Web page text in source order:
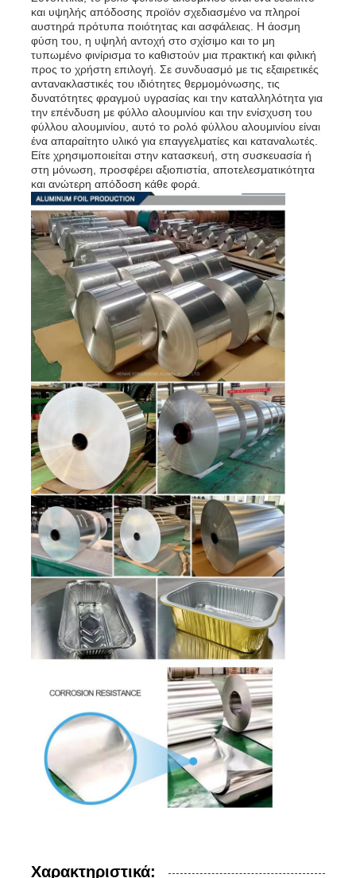
και υψηλής απόδοσης προϊόν σχεδιασμένο να πληροί
αυστηρά πρότυπα ποιότητας και ασφάλειας. Η άοσμη
φύση του, η υψηλή αντοχή στο σχίσιμο και το μη
τυπωμένο φινίρισμα το καθιστούν μια πρακτική και φιλική
προς το χρήστη επιλογή. Σε συνδυασμό με τις εξαιρετικές
αντανακλαστικές του ιδιότητες θερμομόνωσης, τις
δυνατότητες φραγμού υγρασίας και την καταλληλότητα για
την επένδυση με φύλλο αλουμινίου και την ενίσχυση του
φύλλου αλουμινίου, αυτό το ρολό φύλλου αλουμινίου είναι
ένα απαραίτητο υλικό για επαγγελματίες και καταναλωτές.
Είτε χρησιμοποιείται στην κατασκευή, στη συσκευασία ή
στη μόνωση, προσφέρει αξιοπιστία, αποτελεσματικότητα
και ανώτερη απόδοση κάθε φορά.
Χαρακτηριστικά: